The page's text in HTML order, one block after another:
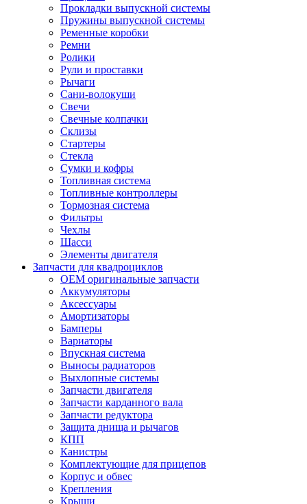
Прокладки выпускной системы
Пружины выпускной системы
Ременные коробки
Ремни
Ролики
Рули и проставки
Рычаги
Сани-волокуши
Свечи
Свечные колпачки
Склизы
Стартеры
Стекла
Сумки и кофры
Топливная система
Топливные контроллеры
Тормозная система
Фильтры
Чехлы
Шасси
Элементы двигателя
Запчасти для квадроциклов
OEM оригинальные запчасти
Аккумуляторы
Аксессуары
Амортизаторы
Бамперы
Вариаторы
Впускная система
Выносы радиаторов
Выхлопные системы
Запчасти двигателя
Запчасти карданного вала
Запчасти редуктора
Защита днища и рычагов
КПП
Канистры
Комплектующие для прицепов
Корпус и обвес
Крепления
Крыши